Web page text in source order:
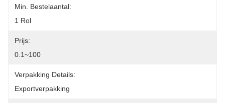
Min. Bestelaantal:
1 Rol
Prijs:
0.1~100
Verpakking Details:
Exportverpakking